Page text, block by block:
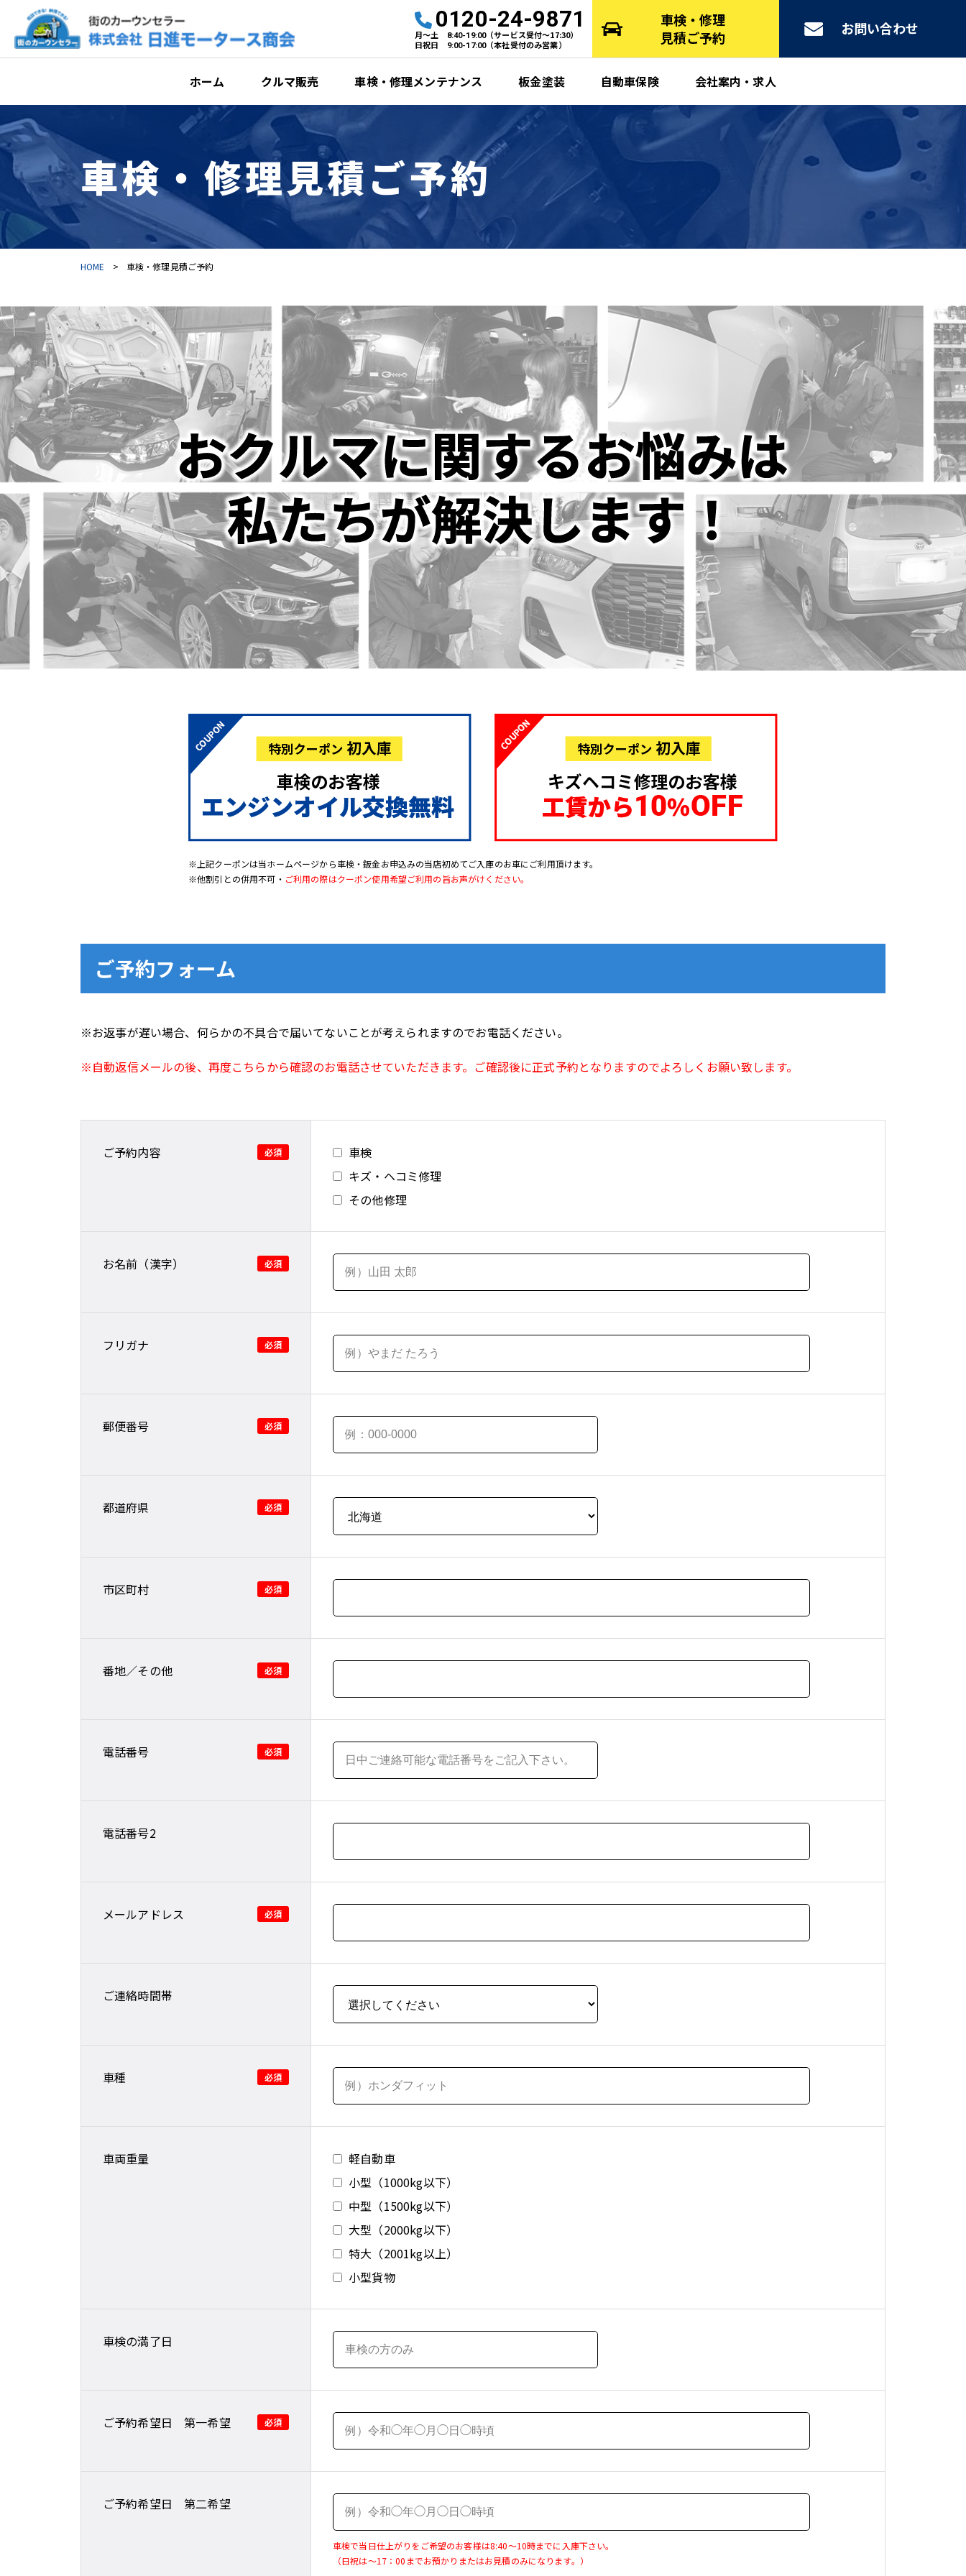
0120-24-9871
月～土 8:40-19:00（サービス受付～17:30）
日祝日
9:00-17:00（本社受付のみ営業）
車検・修理
見積ご予約
お問い合わせ
ホーム クルマ販売 車検・修理メンテナンス 板金塗装 自動車保険 会社案内・求人
車検・修理見積ご予約
HOME > 車検・修理見積ご予約
※上記クーポンは当ホームページから車検・鈑金お申込みの当店初めてご入庫のお車にご利用頂けます。
※他割引との併用不可・ ご利用の際はクーポン使用希望ご利用の旨お声がけください。
ご予約フォーム
※お返事が遅い場合、何らかの不具合で届いてないことが考えられますのでお電話ください。
※自動返信メールの後、再度こちらから確認のお電話させていただきます。ご確認後に正式予約となりますのでよろしくお願い致します。
ご予約内容
車検
キズ・ヘコミ修理
その他修理
お名前（漢字）
フリガナ
郵便番号
都道府県
市区町村
番地／その他
電話番号
電話番号2
メールアドレス
ご連絡時間帯
車種
車両重量
軽自動車
小型（1000kg以下）
中型（1500kg以下）
大型（2000kg以下）
特大（2001kg以上）
小型貨物
車検の満了日
ご予約希望日 第一希望
ご予約希望日 第二希望
車検で当日仕上がりをご希望のお客様は8:40～10時までに入庫下さい。
（日祝は～17：00までお預かりまたはお見積のみになります。）